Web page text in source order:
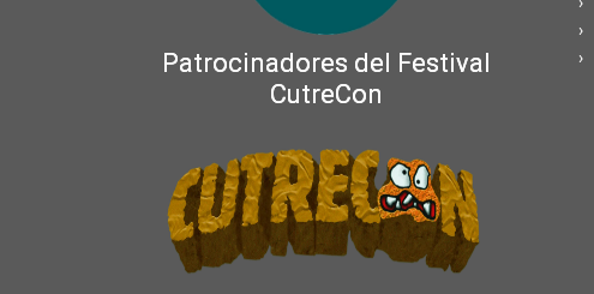
Patrocinadores del Festival
CutreCon